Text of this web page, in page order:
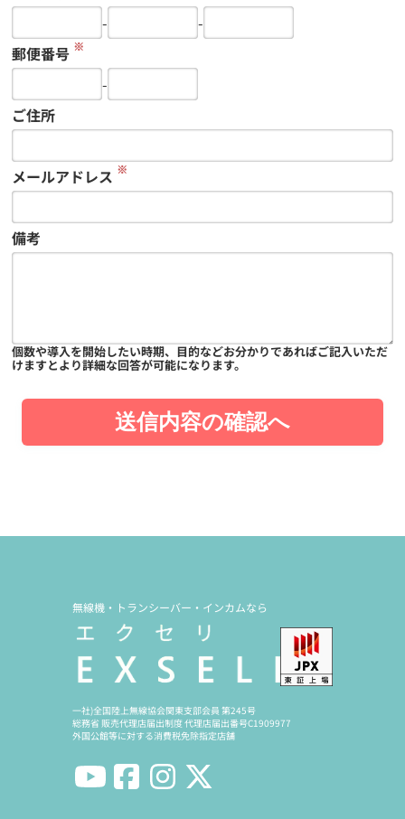
-
-
郵便番号 ※
-
ご住所
メールアドレス ※
備考
個数や導入を開始したい時期、目的などお分かりであればご記入いただ
けますとより詳細な回答が可能になります。
送信内容の確認へ
無線機・トランシーバー・インカムなら
一社)全国陸上無線協会関東支部会員 第245号
総務省 販売代理店届出制度 代理店届出番号C1909977
外国公館等に対する消費税免除指定店舗